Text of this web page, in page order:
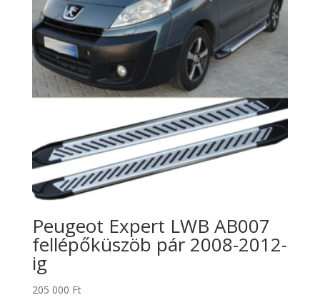
Peugeot Expert LWB AB007
fellépőküszöb pár 2008-2012-
ig
205 000 Ft